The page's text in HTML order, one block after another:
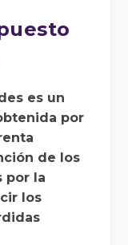
es un
por
de los
por la
los